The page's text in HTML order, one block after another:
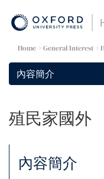
Home > General Interest >
殖民家國外
內容簡介